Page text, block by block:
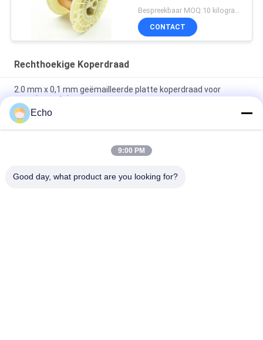
het Winden
CONTACT
Rechthoekige Koperdraad
2.0 mm x 0,1 mm geëmailleerde platte koperdraad voor
energievoertuigen
Super 1,8 mmx0,2 mm UL AIW Emaillebedekte koperen platte
draad voor motor
UEWH Superdunne 1,5 mmx0,1 mm rechthoekige
Echo
9:00 PM
Good day, what product are you looking for?